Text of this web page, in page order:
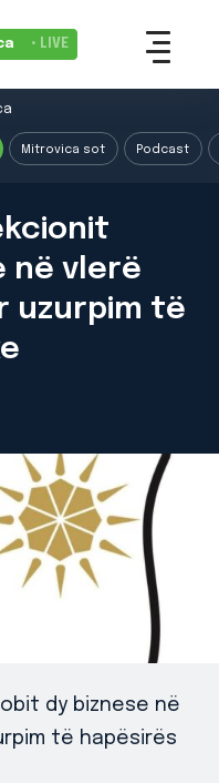
• LIVE
Mitrovica sot Podcast
në vlerë
uzurpim të
dy biznese në
të hapësirës